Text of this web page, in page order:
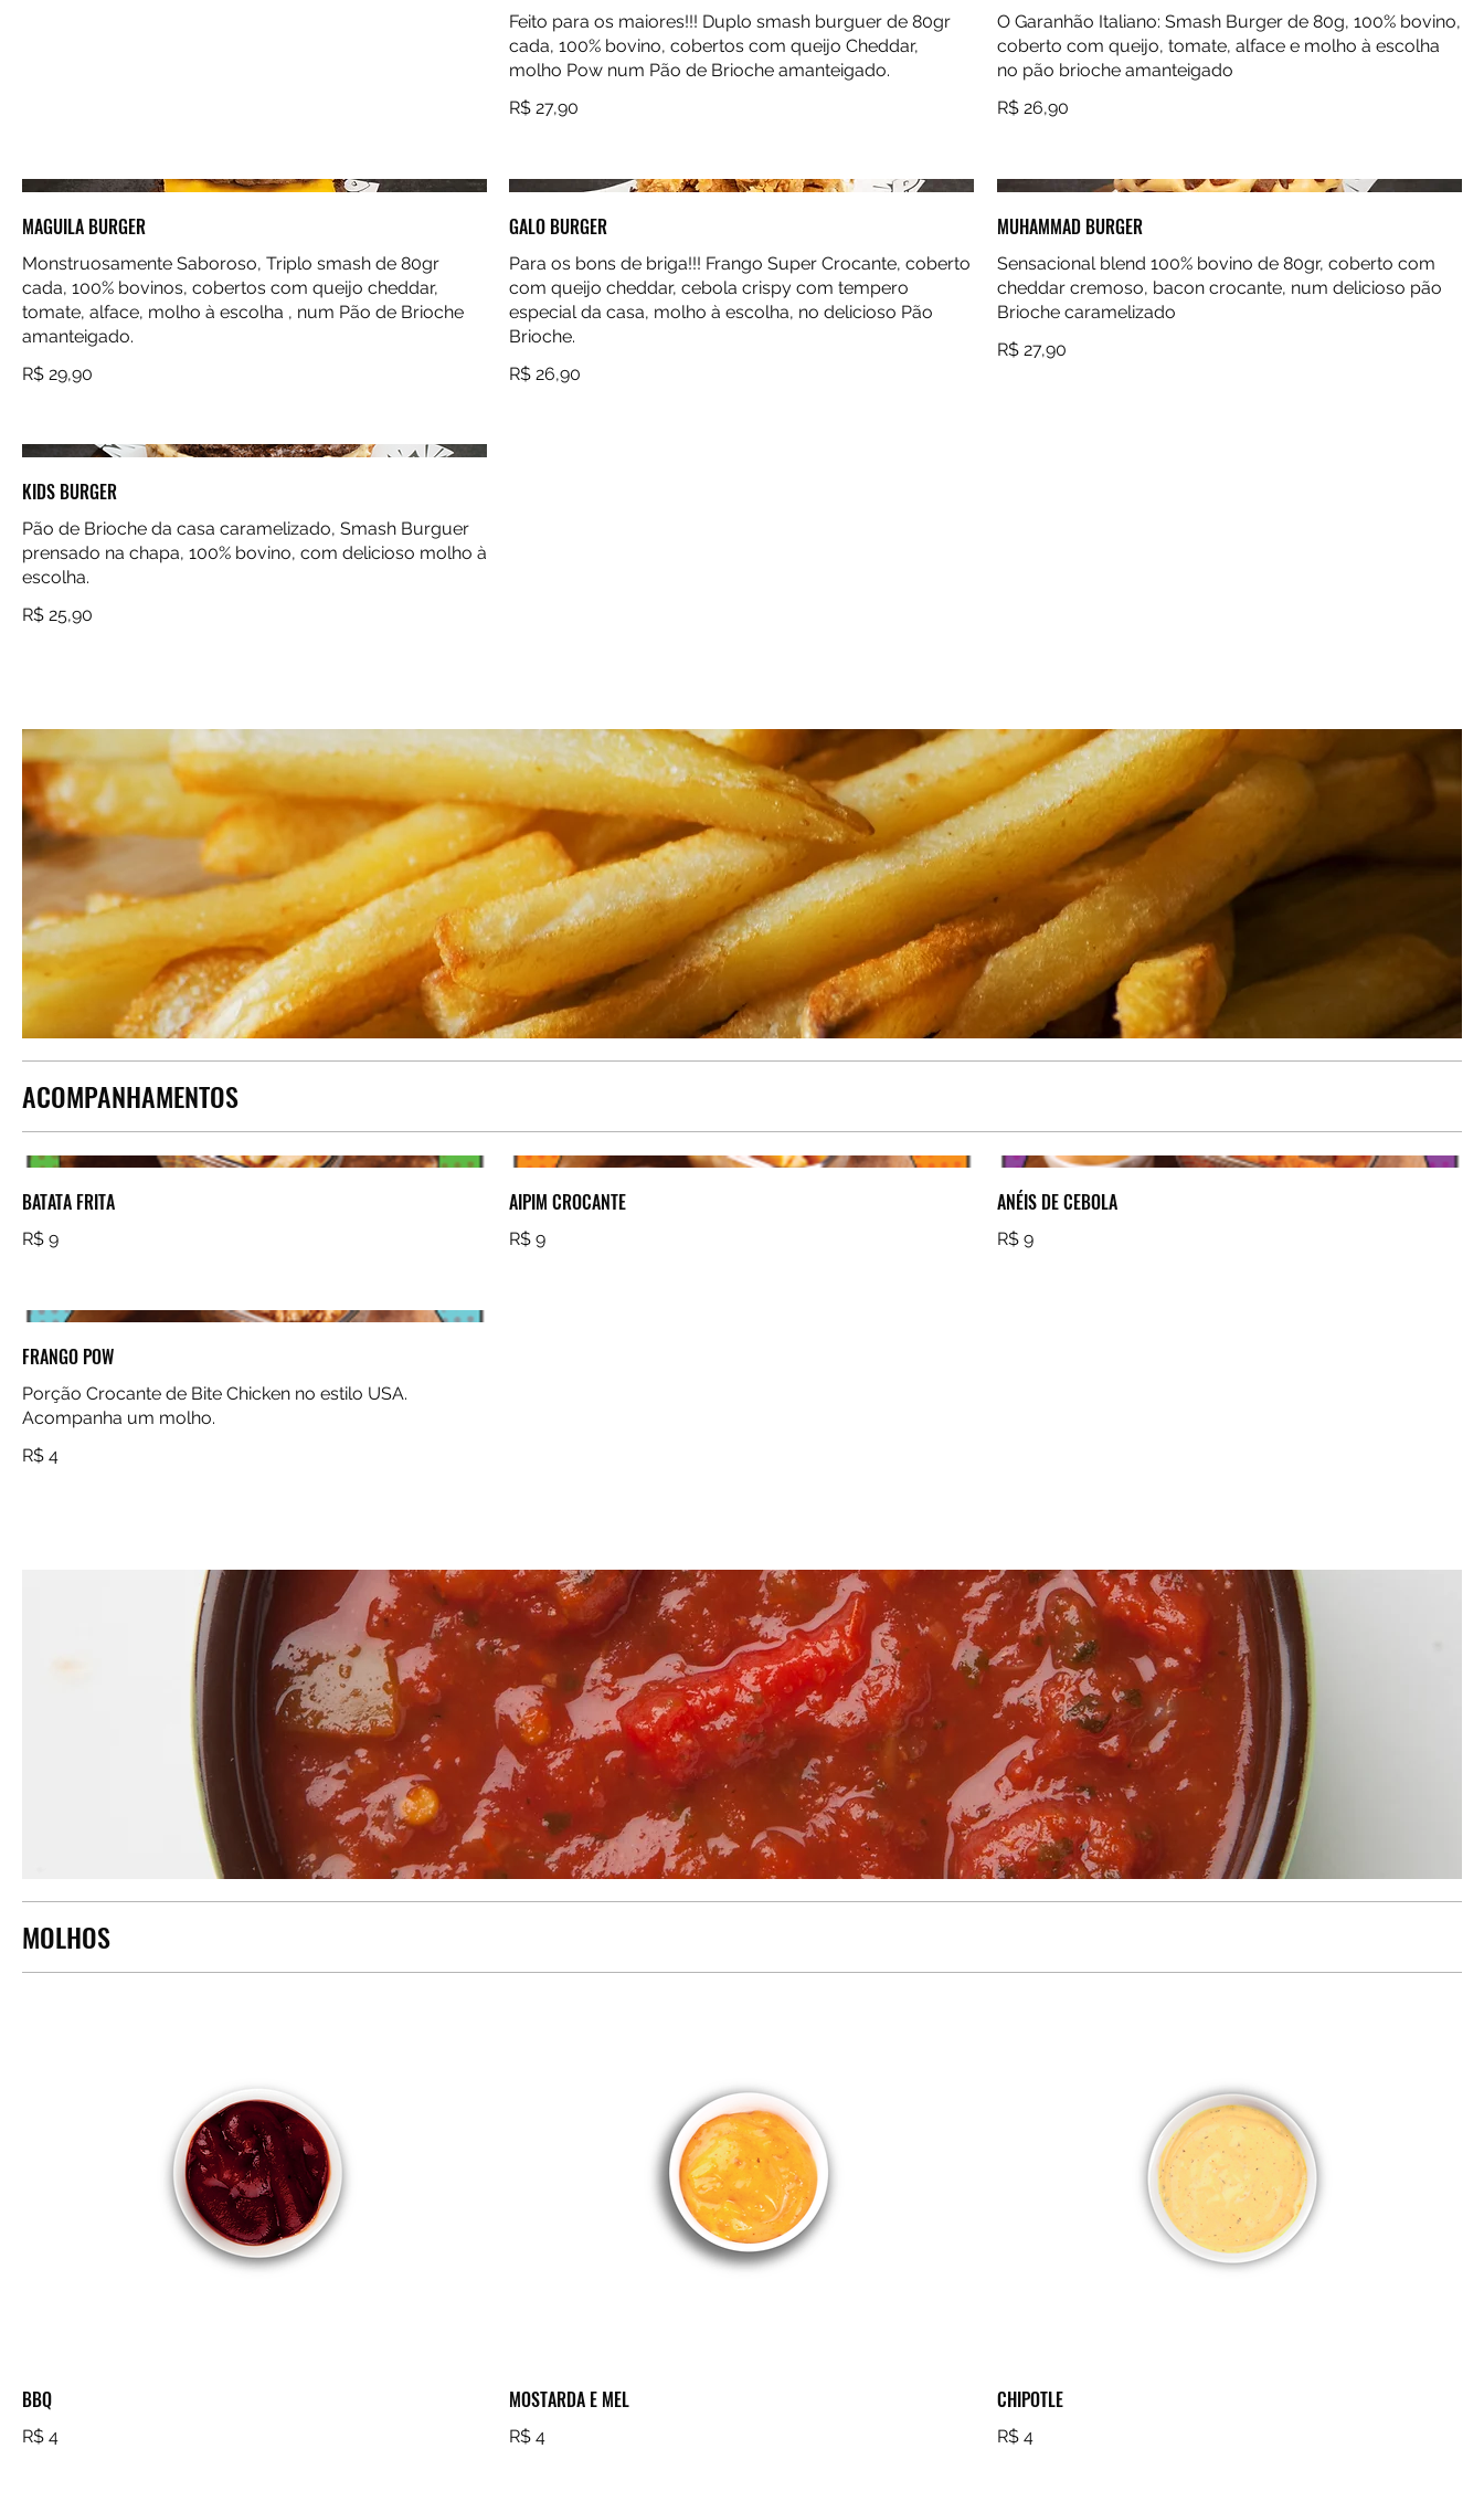
Feito para os maiores!!! Duplo smash burguer de 80gr
cada, 100% bovino, cobertos com queijo Cheddar,
molho Pow num Pão de Brioche amanteigado.
R$ 27,90
O Garanhão Italiano: Smash Burger de 80g, 100% bovino,
coberto com queijo, tomate, alface e molho à escolha
no pão brioche amanteigado
R$ 26,90
MAGUILA BURGER
Monstruosamente Saboroso, Triplo smash de 80gr
cada, 100% bovinos, cobertos com queijo cheddar,
tomate, alface, molho à escolha , num Pão de Brioche
R$ 29,90
GALO BURGER
Para os bons de briga!!! Frango Super Crocante, coberto
com queijo cheddar, cebola crispy com tempero
especial da casa, molho à escolha, no delicioso Pão
Brioche.
R$ 26,90
MUHAMMAD BURGER
Sensacional blend 100% bovino de 80gr, coberto com
cheddar cremoso, bacon crocante, num delicioso pão
Brioche caramelizado
R$ 27,90
KIDS BURGER
Pão de Brioche da casa caramelizado, Smash Burguer
prensado na chapa, 100% bovino, com delicioso molho à
escolha.
R$ 25,90
ACOMPANHAMENTOS
BATATA FRITA
R$ 9
AIPIM CROCANTE
R$ 9
ANÉIS DE CEBOLA
R$ 9
FRANGO POW
Porção Crocante de Bite Chicken no estilo USA.
Acompanha um molho.
R$ 4
MOLHOS
BBQ
R$ 4
MOSTARDA E MEL
R$ 4
CHIPOTLE
R$ 4